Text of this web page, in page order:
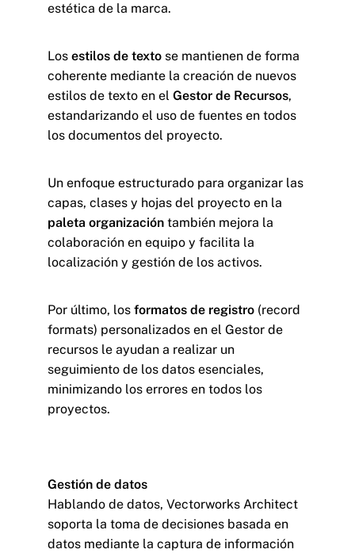
estética de la marca.
Los estilos de texto se mantienen de forma
coherente mediante la creación de nuevos
estilos de texto en el Gestor de Recursos,
estandarizando el uso de fuentes en todos
los documentos del proyecto.
Un enfoque estructurado para organizar las
capas, clases y hojas del proyecto en la
paleta organización también mejora la
colaboración en equipo y facilita la
localización y gestión de los activos.
Por último, los formatos de registro (record
formats) personalizados en el Gestor de
recursos le ayudan a realizar un
seguimiento de los datos esenciales,
minimizando los errores en todos los
proyectos.
Gestión de datos
Hablando de datos, Vectorworks Architect
soporta la toma de decisiones basada en
datos mediante la captura de información